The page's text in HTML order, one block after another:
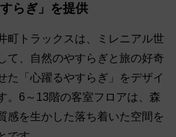
らぎ」を提供
町トラックスは、ミレニアル世
て、自然のやすらぎと旅の好奇
た「心躍るやすらぎ」をデザイ
。6～13階の客室フロアは、森
感を生かした落ち着いた空間を